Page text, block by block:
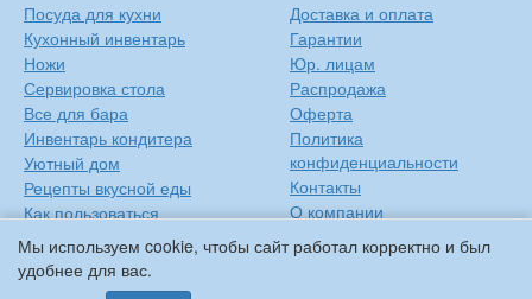
Мы используем cookie, чтобы сайт работал корректно и был
удобнее для вас.
Посуда для кухни
Кухонный инвентарь
Ножи
Сервировка стола
Все для бара
Инвентарь кондитера
Уютный дом
Рецепты вкусной еды
Как пользоваться
сковородкой
Доставка и оплата
Гарантии
Юр. лицам
Распродажа
Оферта
Политика
конфиденциальности
Контакты
О компании
Сиропы Monin
Виды барного стекла